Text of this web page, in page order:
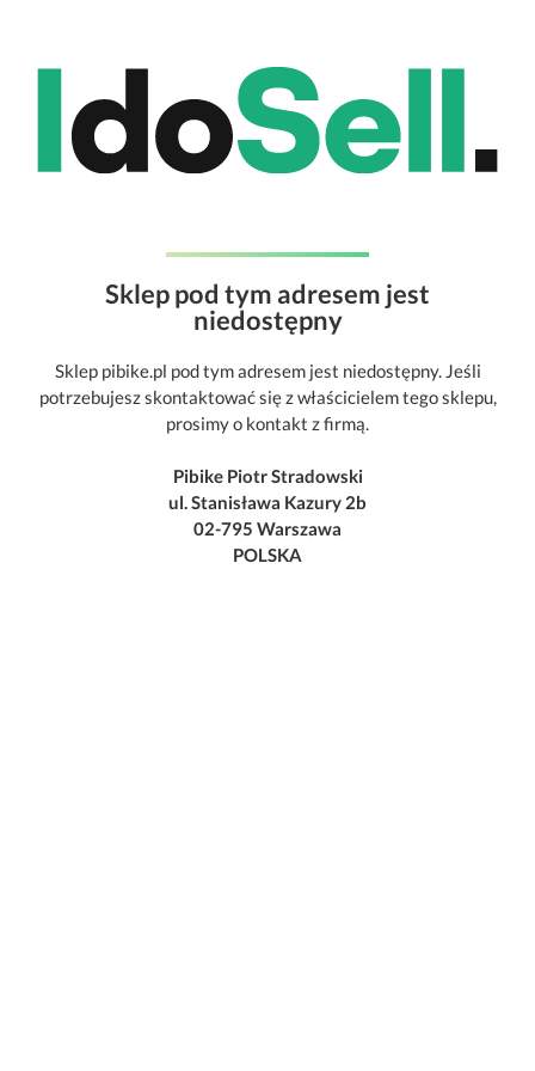
Sklep pod tym adresem jest
niedostępny
Sklep pibike.pl pod tym adresem jest niedostępny. Jeśli
potrzebujesz skontaktować się z właścicielem tego sklepu,
prosimy o kontakt z firmą.
Pibike Piotr Stradowski
ul. Stanisława Kazury 2b
02-795 Warszawa
POLSKA